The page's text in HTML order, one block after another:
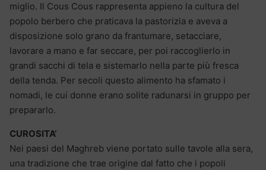
miglio. Il Cous Cous rappresenta appieno la cultura del
popolo berbero che praticava la pastorizia e aveva a
disposizione solo grano da frantumare, setacciare,
lavorare a mano e far seccare, per poi raccoglierlo in
grandi sacchi di tela e sistemarlo nella parte più fresca
della tenda. Per secoli questo alimento ha sfamato i
nomadi, le cui donne erano solite radunarsi in gruppo per
prepararlo.
CUROSITA’
Nei paesi del Maghreb viene portato sulle tavole alla sera,
una tradizione che trae origine dal fatto che i popoli